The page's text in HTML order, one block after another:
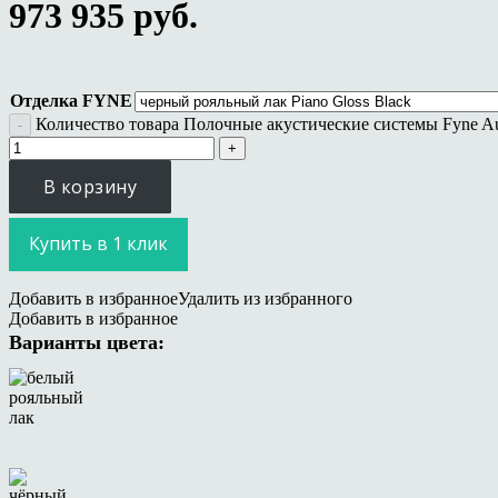
973 935 руб.
Отделка FYNE
Количество товара Полочные акустические системы Fyne
В корзину
Купить в 1 клик
Добавить в избранноеУдалить из избранного
Добавить в избранное
Варианты цвета: